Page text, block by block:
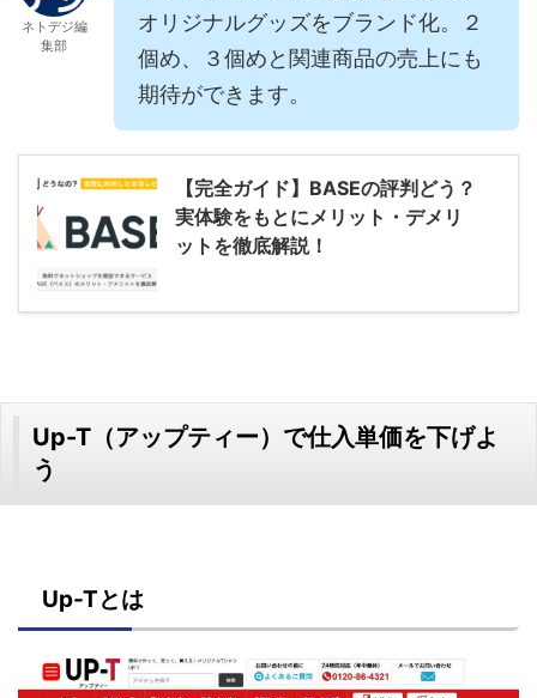
ネトデジ編
集部
オリジナルグッズをブランド化。２
個め、３個めと関連商品の売上にも
期待ができます。
【完全ガイド】BASEの評判どう？
実体験をもとにメリット・デメリ
ットを徹底解説！
Up-T（アップティー）で仕入単価を下げよ
う
Up-Tとは